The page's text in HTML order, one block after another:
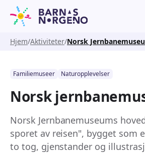
Hjem Aktiviteter Norsk
Familiemuseer Naturopplevelser
Norsk
Norsk Jernbanemuseums
sporet av reisen", bygget som
to tog, gjenstander og